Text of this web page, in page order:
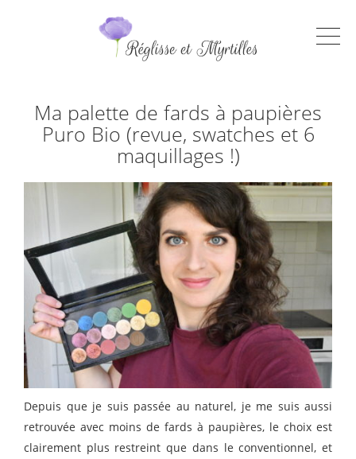
Ma palette de fards à paupières
Puro Bio (revue, swatches et 6
maquillages !)
Depuis que je suis passée au naturel, je me suis aussi
retrouvée avec moins de fards à paupières, le choix est
clairement plus restreint que dans le conventionnel, et